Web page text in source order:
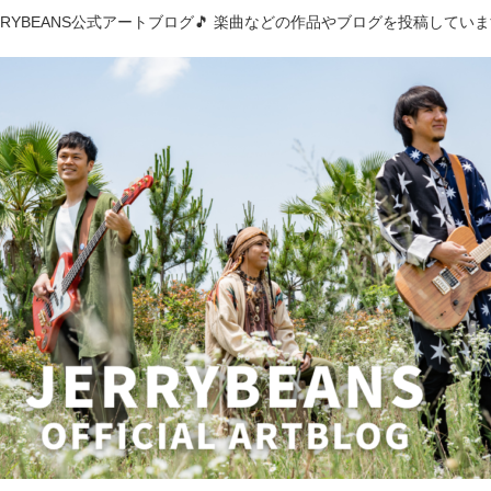
公式アートブログ🎵 楽曲などの作品やブログを投稿してい